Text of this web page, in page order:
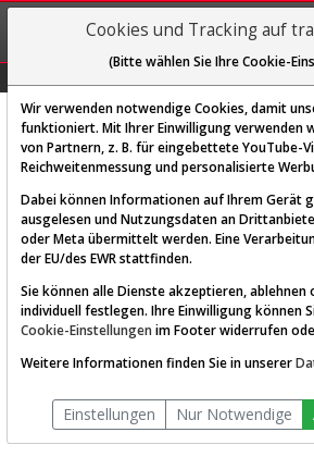
Diese Funktion ist
AKTIEN-TERMINAL
Die Aktienanalyse-
TraderFox
Cookies und Tracking auf
(Bitte wählen Sie Ihre Cookie-
Wir verwenden notwendige Cookies, damit
funktioniert. Mit Ihrer Einwilligung verwenden
von Partnern, z. B. für eingebettete YouTube-
Reichweitenmessung und personalisierte
Dabei können Informationen auf Ihrem Gerät
ausgelesen und Nutzungsdaten an
oder Meta übermittelt werden. Eine
der EU/des EWR stattfinden.
Sie können alle Dienste akzeptieren, ablehnen
individuell festlegen. Ihre Einwilligung können
Cookie-Einstellungen im Footer widerrufen
Weitere Informationen finden Sie in unserer
Einstellungen Nur Notwendige